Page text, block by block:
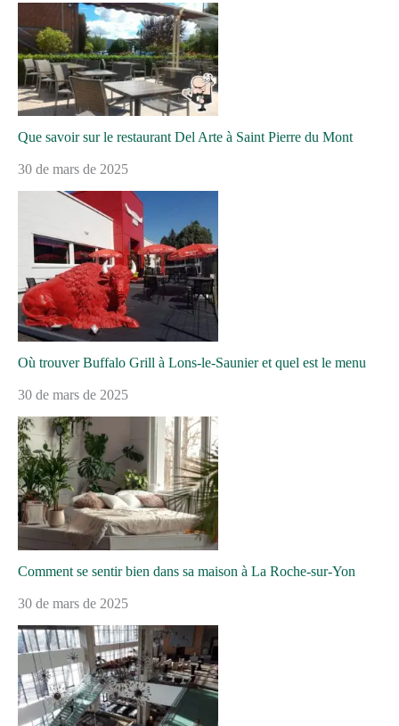
Que savoir sur le restaurant Del Arte à Saint Pierre du Mont
30 de mars de 2025
Où trouver Buffalo Grill à Lons-le-Saunier et quel est le menu
30 de mars de 2025
Comment se sentir bien dans sa maison à La Roche-sur-Yon
30 de mars de 2025